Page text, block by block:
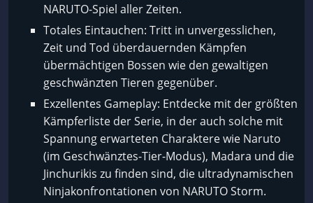
NARUTO-Spiel aller Zeiten.
Totales Eintauchen: Tritt in unvergesslichen,
Zeit und Tod überdauernden Kämpfen
übermächtigen Bossen wie den gewaltigen
geschwänzten Tieren gegenüber.
Exzellentes Gameplay: Entdecke mit der größten
Kämpferliste der Serie, in der auch solche mit
Spannung erwarteten Charaktere wie Naruto
(im Geschwänztes-Tier-Modus), Madara und die
Jinchurikis zu finden sind, die ultradynamischen
Ninjakonfrontationen von NARUTO Storm.